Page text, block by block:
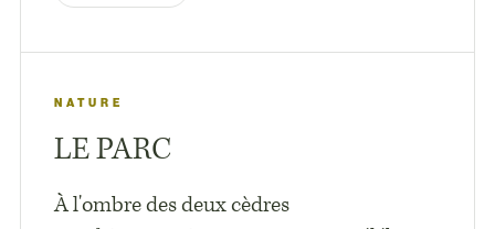
NATURE
LE PARC
À l'ombre des deux cèdres